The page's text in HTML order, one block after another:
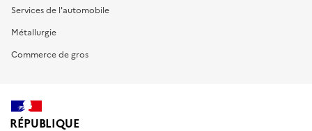
Services de l'automobile
Métallurgie
Commerce de gros
RÉPUBLIQUE